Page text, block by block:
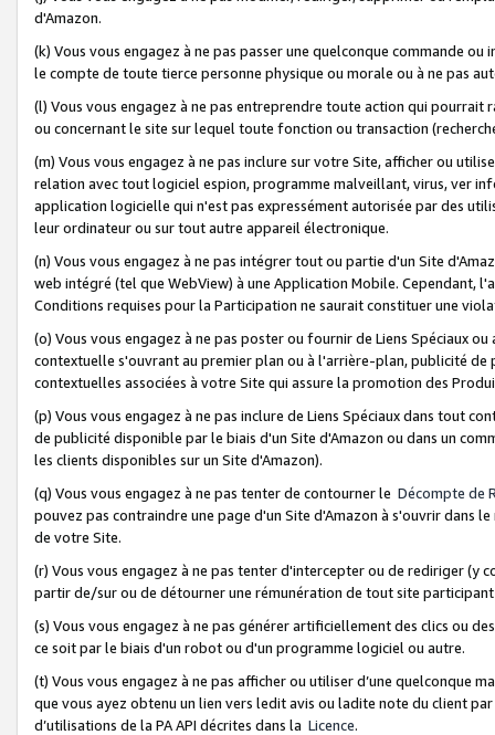
d'Amazon.
(k) Vous vous engagez à ne pas passer une quelconque commande
le compte de toute tierce personne physique ou morale ou à ne pas
(l) Vous vous engagez à ne pas entreprendre toute action qui
ou concernant le site sur lequel toute fonction ou transaction
(m) Vous vous engagez à ne pas inclure sur votre Site, afficher ou
relation avec tout logiciel espion, programme malveillant, virus, ver
application logicielle qui n'est pas expressément autorisée par des
leur ordinateur ou sur tout autre appareil électronique.
(n) Vous vous engagez à ne pas intégrer tout ou partie d'un Site
web intégré (tel que WebView) à une Application Mobile. Cependant,
Conditions requises pour la Participation ne saurait constituer une
(o) Vous vous engagez à ne pas poster ou fournir de Liens Spéciaux
contextuelle s'ouvrant au premier plan ou à l'arrière-plan, publicité
contextuelles associées à votre Site qui assure la promotion des
(p) Vous vous engagez à ne pas inclure de Liens Spéciaux dans tout
de publicité disponible par le biais d'un Site d'Amazon ou dans un
les clients disponibles sur un Site d'Amazon).
(q) Vous vous engagez à ne pas tenter de contourner le Décompte de
pouvez pas contraindre une page d'un Site d'Amazon à s'ouvrir dans
de votre Site.
(r) Vous vous engagez à ne pas tenter d'intercepter ou de rediriger
partir de/sur ou de détourner une rémunération de tout site
(s) Vous vous engagez à ne pas générer artificiellement des clics ou
ce soit par le biais d'un robot ou d'un programme logiciel ou autre.
(t) Vous vous engagez à ne pas afficher ou utiliser d’une quelconque
que vous ayez obtenu un lien vers ledit avis ou ladite note du client
d’utilisations de la PA API décrites dans la Licence.